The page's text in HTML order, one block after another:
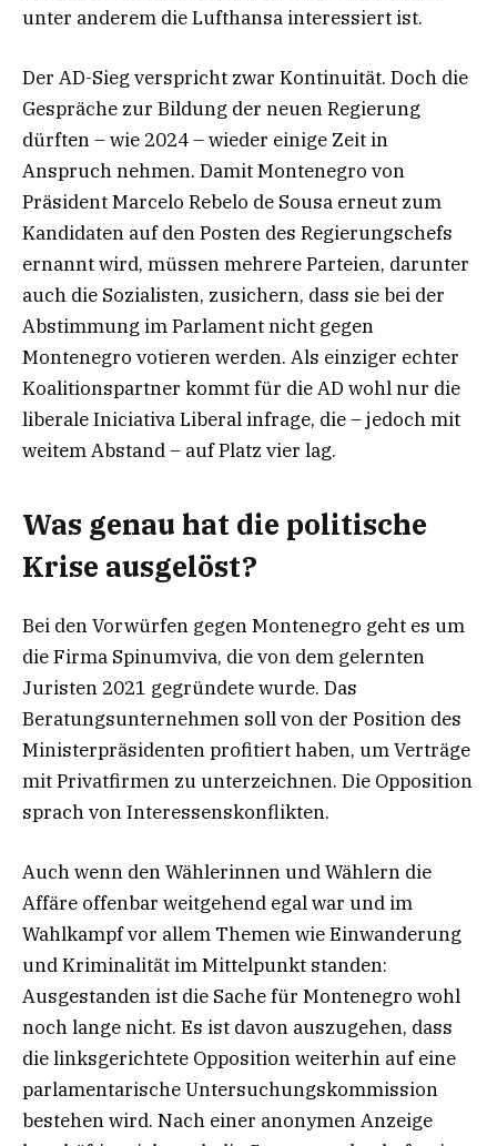
unter anderem die Lufthansa interessiert ist.
Der AD-Sieg verspricht zwar Kontinuität. Doch die
Gespräche zur Bildung der neuen Regierung
dürften – wie 2024 – wieder einige Zeit in
Anspruch nehmen. Damit Montenegro von
Präsident Marcelo Rebelo de Sousa erneut zum
Kandidaten auf den Posten des Regierungschefs
ernannt wird, müssen mehrere Parteien, darunter
auch die Sozialisten, zusichern, dass sie bei der
Abstimmung im Parlament nicht gegen
Montenegro votieren werden. Als einziger echter
Koalitionspartner kommt für die AD wohl nur die
liberale Iniciativa Liberal infrage, die – jedoch mit
weitem Abstand – auf Platz vier lag.
Was genau hat die politische
Krise ausgelöst?
Bei den Vorwürfen gegen Montenegro geht es um
die Firma Spinumviva, die von dem gelernten
Juristen 2021 gegründete wurde. Das
Beratungsunternehmen soll von der Position des
Ministerpräsidenten profitiert haben, um Verträge
mit Privatfirmen zu unterzeichnen. Die Opposition
sprach von Interessenskonflikten.
Auch wenn den Wählerinnen und Wählern die
Affäre offenbar weitgehend egal war und im
Wahlkampf vor allem Themen wie Einwanderung
und Kriminalität im Mittelpunkt standen:
Ausgestanden ist die Sache für Montenegro wohl
noch lange nicht. Es ist davon auszugehen, dass
die linksgerichtete Opposition weiterhin auf eine
parlamentarische Untersuchungskommission
bestehen wird. Nach einer anonymen Anzeige